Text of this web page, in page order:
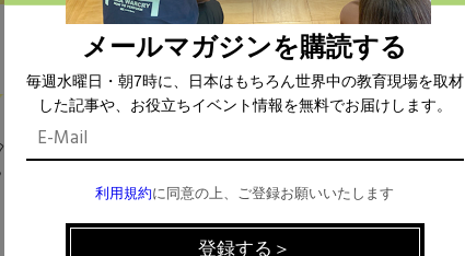
MAIL MAGAZINE
イベント、記事などの最新情報をお届け！
メールマガジンを購読する
毎週水曜日・朝7時に、日本はもちろん世界中の教育現場を取材
した記事や、お役立ちイベント情報を無料でお届けします。
利用規約に同意の上、ご登録お願いいたします